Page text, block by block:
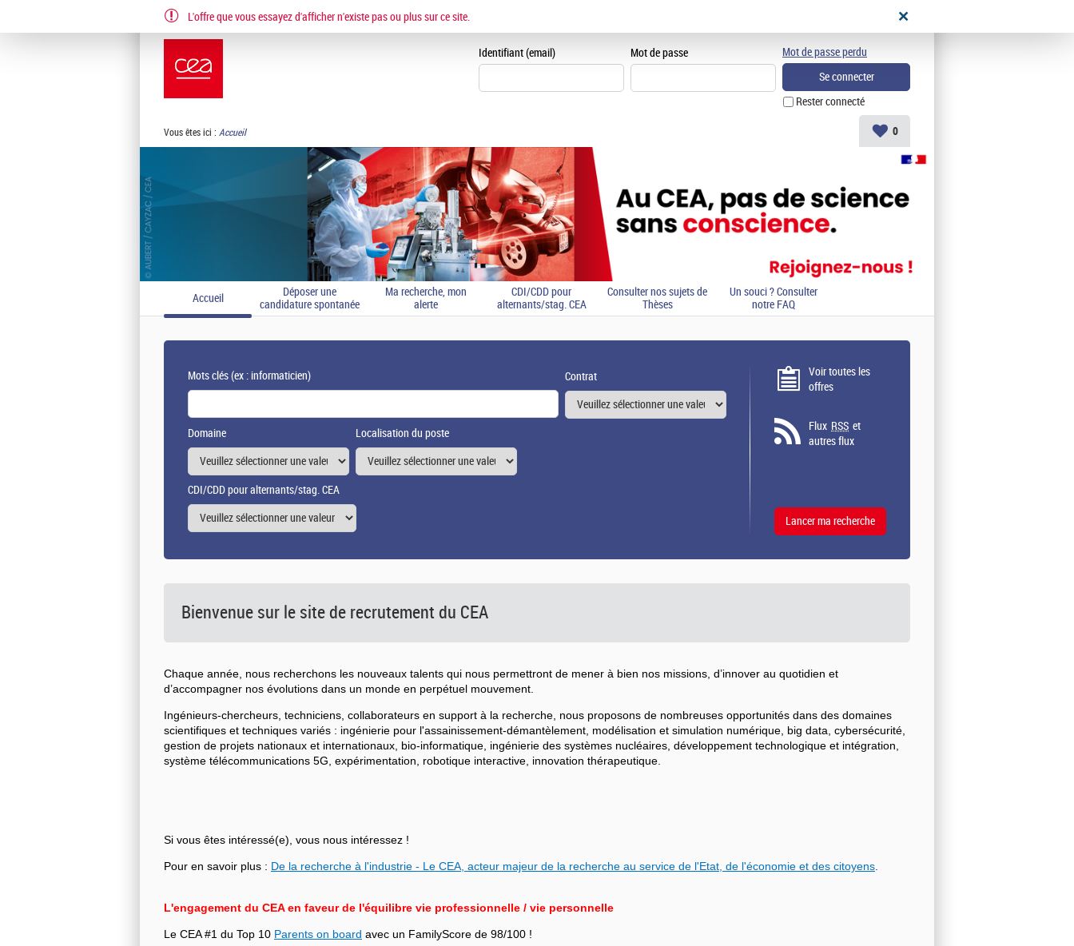
EN FR
Identifiant (email) Mot de passe
Rester connecté
Mot de passe perdu
Vous êtes ici : Accueil 0
Accueil
Déposer une
candidature spontanée
Ma recherche, mon
alerte
CDI/CDD pour
alternants/stag. CEA
Consulter nos sujets de
Thèses
Un souci ? Consulter
notre FAQ
Mots clés(ex : informaticien) Contrat
Domaine Localisation du poste
CDI/CDD pour alternants/stag. CEA
Voir toutes les
offres
Flux RSS et
autres flux
L'offre que vous essayez d'afficher n'existe pas ou plus sur ce site.
Bienvenue sur le site de recrutement du CEA
Chaque année, nous recherchons les nouveaux talents qui nous permettront de mener à bien nos missions, d’innover au quotidien et
d’accompagner nos évolutions dans un monde en perpétuel mouvement.
Ingénieurs-chercheurs, techniciens, collaborateurs en support à la recherche, nous proposons de nombreuses opportunités dans des domaines
scientifiques et techniques variés : ingénierie pour l'assainissement-démantèlement, modélisation et simulation numérique, big data, cybersécurité,
gestion de projets nationaux et internationaux, bio-informatique, ingénierie des systèmes nucléaires, développement technologique et intégration,
système télécommunications 5G, expérimentation, robotique interactive, innovation thérapeutique.
Si vous êtes intéressé(e), vous nous intéressez !
Pour en savoir plus : De la recherche à l'industrie - Le CEA, acteur majeur de la recherche au service de l'Etat, de l'économie et des citoyens.
L'engagement du CEA en faveur de l'équilibre vie professionnelle / vie personnelle
Le CEA #1 du Top 10 Parents on board avec un FamilyScore de 98/100 !